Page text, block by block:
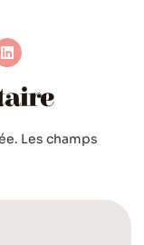
Les champs